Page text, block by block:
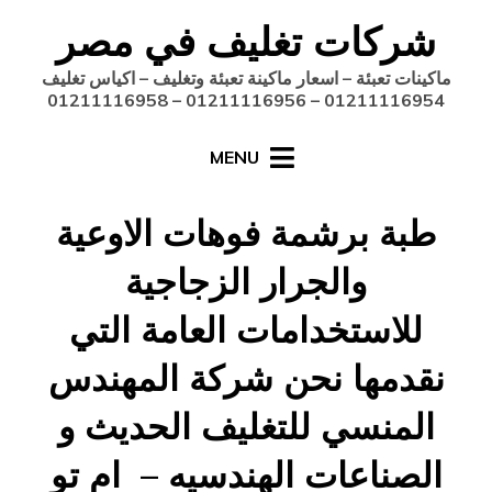
content
شركات تغليف في مصر
ماكينات تعبئة – اسعار ماكينة تعبئة وتغليف – اكياس تغليف
01211116954 – 01211116956 – 01211116958
MENU
طبة برشمة فوهات الاوعية
والجرار الزجاجية
للاستخدامات العامة التي
نقدمها نحن شركة المهندس
المنسي للتغليف الحديث و
الصناعات الهندسيه – ام تو